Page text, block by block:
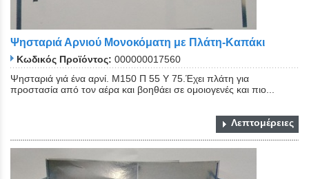
Ψησταριά Αρνιού Μονοκόματη με Πλάτη-Καπάκι
Κωδικός Προϊόντος: 000000017560
Ψησταριά γιά ένα αρνί. Μ150 Π 55 Υ 75.Έχει πλάτη για
προστασία από τον αέρα και βοηθάει σε ομοιογενές και πιο...
Λεπτομέρειες